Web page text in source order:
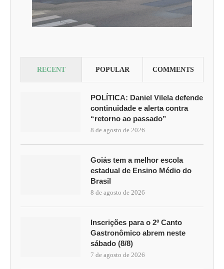
RECENT POPULAR COMMENTS
POLÍTICA: Daniel Vilela defende
continuidade e alerta contra
“retorno ao passado”
8 de agosto de 2026
Goiás tem a melhor escola
estadual de Ensino Médio do
Brasil
8 de agosto de 2026
Inscrições para o 2º Canto
Gastronômico abrem neste
sábado (8/8)
7 de agosto de 2026